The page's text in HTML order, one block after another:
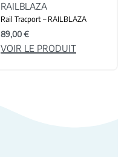
RAILBLAZA
Rail Tracport – RAILBLAZA
89,00€
VOIR LE PRODUIT